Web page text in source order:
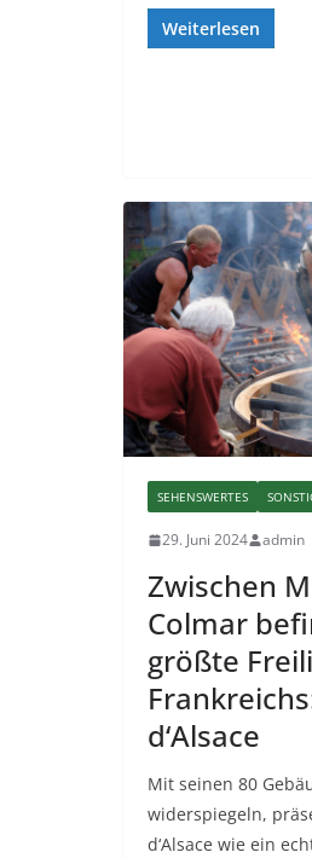
Weiterlesen
SEHENSWERTES
29. Juni 2024 admin
Zwischen
Colmar
größte
d‘Alsace
Mit seinen 80
widerspiegeln,
d‘Alsace wie ein